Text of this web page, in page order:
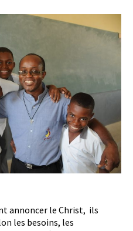
annoncer le Christ, ils
les besoins, les